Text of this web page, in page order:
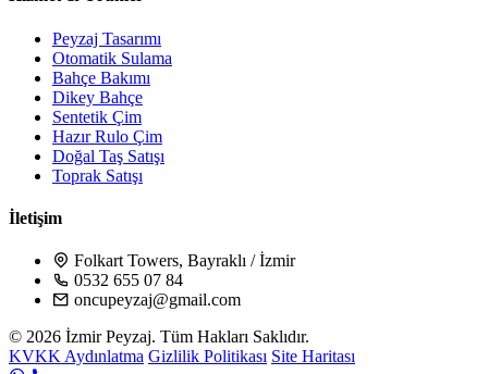
Peyzaj Tasarımı
Otomatik Sulama
Bahçe Bakımı
Dikey Bahçe
Sentetik Çim
Hazır Rulo Çim
Doğal Taş Satışı
Toprak Satışı
İletişim
Folkart Towers, Bayraklı / İzmir
0532 655 07 84
oncupeyzaj@gmail.com
© 2026 İzmir Peyzaj. Tüm Hakları Saklıdır.
KVKK Aydınlatma Gizlilik Politikası Site Haritası